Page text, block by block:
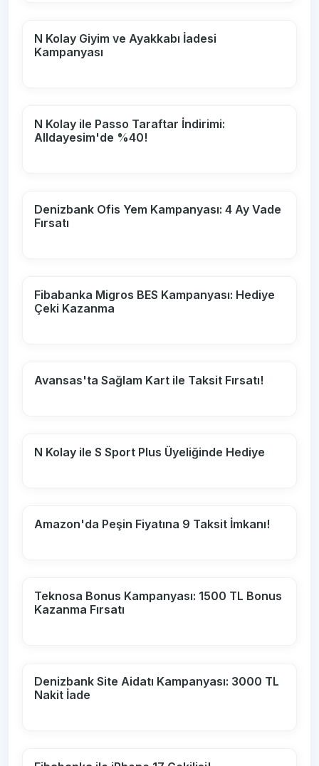
N Kolay Giyim ve Ayakkabı İadesi
Kampanyası
N Kolay ile Passo Taraftar İndirimi:
Alldayesim'de %40!
Denizbank Ofis Yem Kampanyası: 4 Ay Vade
Fırsatı
Fibabanka Migros BES Kampanyası: Hediye
Çeki Kazanma
Avansas'ta Sağlam Kart ile Taksit Fırsatı!
N Kolay ile S Sport Plus Üyeliğinde Hediye
Amazon'da Peşin Fiyatına 9 Taksit İmkanı!
Teknosa Bonus Kampanyası: 1500 TL Bonus
Kazanma Fırsatı
Denizbank Site Aidatı Kampanyası: 3000 TL
Nakit İade